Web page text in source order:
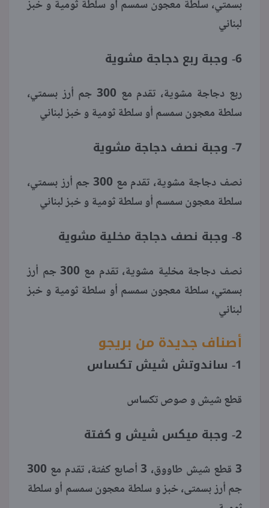
بسمتي، سلطة معجون سمسم أو سلطة ثومية و خبز
لبناني
6- وجبة ربع دجاجة مشوية
ربع دجاجة مشوية، تقدم مع 300 جم أرز بسمتي،
سلطة معجون سمسم أو سلطة ثومية و خبز لبناني
7- وجبة نصف دجاجة مشوية
نصف دجاجة مشوية، تقدم مع 300 جم أرز بسمتي،
سلطة معجون سمسم أو سلطة ثومية و خبز لبناني
8- وجبة نصف دجاجة مخلية مشوية
نصف دجاجة مخلية مشوية، تقدم مع 300 جم أرز
بسمتي، سلطة معجون سمسم أو سلطة ثومية و خبز
لبناني
أصناف جديدة من بريجو
1- ساندوتش شيش تكساس
قطع شيش و صوص تكساس
2- وجبة ميكس شيش و كفتة
3 قطع شيش طاووق، 3 أصابع كفتة، تقدم مع 300
جم أرز بسمتى، خبز و سلطة معجون سمسم أو سلطة